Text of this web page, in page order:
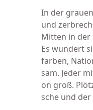
In der
und
Mitten in der
Es wundert
farben,
sam. Jeder
on groß.
sche und